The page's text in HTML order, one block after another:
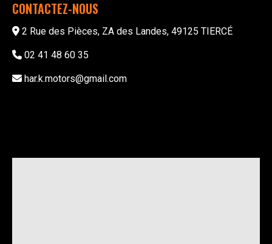
CONTACTEZ-NOUS
2 Rue des Pièces, ZA des Landes, 49125 TIERCÉ
02 41 48 60 35
har.k.motors@gmail.com